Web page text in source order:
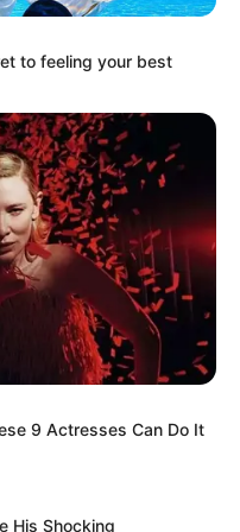
to feeling your best
9 Actresses Can Do It
His Shocking